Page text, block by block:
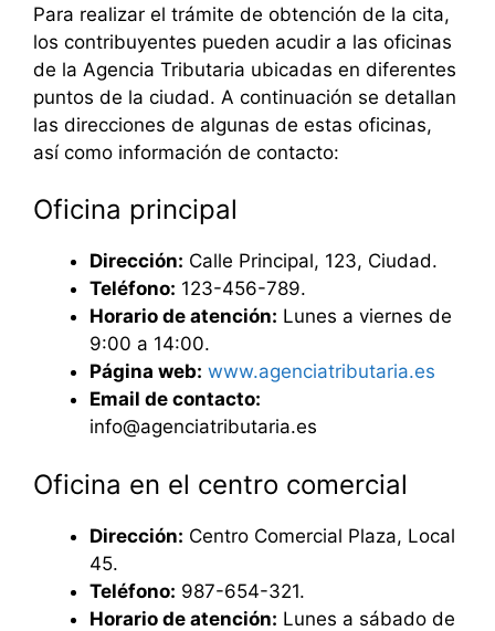
Para realizar el trámite de obtención de la cita,
los contribuyentes pueden acudir a las oficinas
de la Agencia Tributaria ubicadas en diferentes
puntos de la ciudad. A continuación se detallan
las direcciones de algunas de estas oficinas,
así como información de contacto:
Oficina principal
Dirección: Calle Principal, 123, Ciudad.
Teléfono: 123-456-789.
Horario de atención: Lunes a viernes de
9:00 a 14:00.
Página web: www.agenciatributaria.es
Email de contacto:
info@agenciatributaria.es
Oficina en el centro comercial
Dirección: Centro Comercial Plaza, Local
45.
Teléfono: 987-654-321.
Horario de atención: Lunes a sábado de